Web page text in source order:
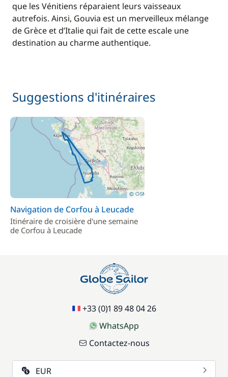
que les Vénitiens réparaient leurs vaisseaux
autrefois. Ainsi, Gouvia est un merveilleux mélange
de Grèce et d’Italie qui fait de cette escale une
destination au charme authentique.
Suggestions d'itinéraires
Navigation de Corfou à Leucade
Itinéraire de croisière d'une semaine
de Corfou à Leucade
+33 (0)1 89 48 04 26
WhatsApp
Contactez-nous
EUR